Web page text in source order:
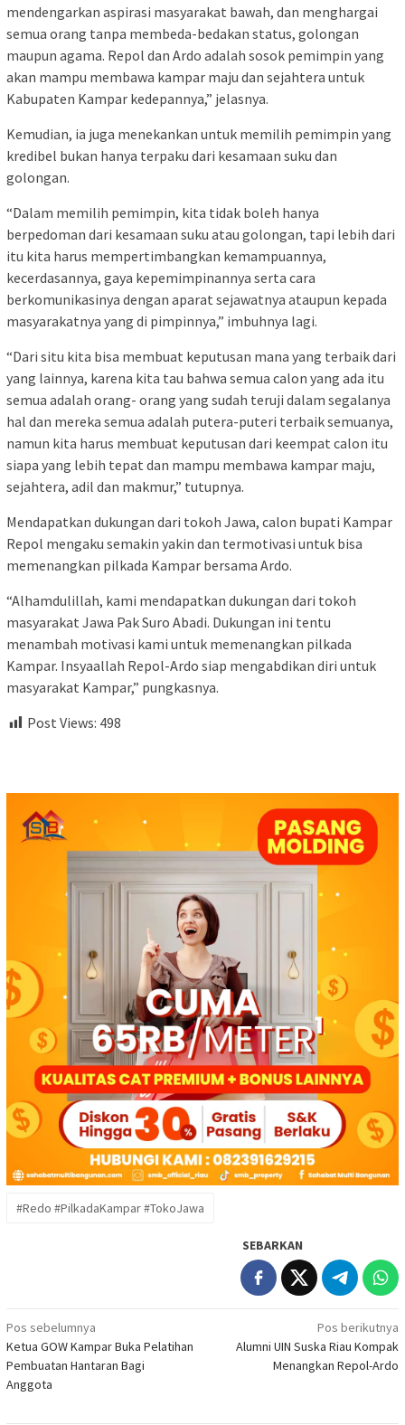
mendengarkan aspirasi masyarakat bawah, dan menghargai
semua orang tanpa membeda-bedakan status, golongan
maupun agama. Repol dan Ardo adalah sosok pemimpin yang
akan mampu membawa kampar maju dan sejahtera untuk
Kabupaten Kampar kedepannya,” jelasnya.
Kemudian, ia juga menekankan untuk memilih pemimpin yang
kredibel bukan hanya terpaku dari kesamaan suku dan
golongan.
“Dalam memilih pemimpin, kita tidak boleh hanya
berpedoman dari kesamaan suku atau golongan, tapi lebih dari
itu kita harus mempertimbangkan kemampuannya,
kecerdasannya, gaya kepemimpinannya serta cara
berkomunikasinya dengan aparat sejawatnya ataupun kepada
masyarakatnya yang di pimpinnya,” imbuhnya lagi.
“Dari situ kita bisa membuat keputusan mana yang terbaik dari
yang lainnya, karena kita tau bahwa semua calon yang ada itu
semua adalah orang- orang yang sudah teruji dalam segalanya
hal dan mereka semua adalah putera-puteri terbaik semuanya,
namun kita harus membuat keputusan dari keempat calon itu
siapa yang lebih tepat dan mampu membawa kampar maju,
sejahtera, adil dan makmur,” tutupnya.
Mendapatkan dukungan dari tokoh Jawa, calon bupati Kampar
Repol mengaku semakin yakin dan termotivasi untuk bisa
memenangkan pilkada Kampar bersama Ardo.
“Alhamdulillah, kami mendapatkan dukungan dari tokoh
masyarakat Jawa Pak Suro Abadi. Dukungan ini tentu
menambah motivasi kami untuk memenangkan pilkada
Kampar. Insyaallah Repol-Ardo siap mengabdikan diri untuk
masyarakat Kampar,” pungkasnya.
Post Views: 498
#Redo #PilkadaKampar #TokoJawa
SEBARKAN
Navigasi
pos
Pos sebelumnya
Ketua GOW Kampar Buka Pelatihan
Pembuatan Hantaran Bagi
Anggota
Pos berikutnya
Alumni UIN Suska Riau Kompak
Menangkan Repol-Ardo